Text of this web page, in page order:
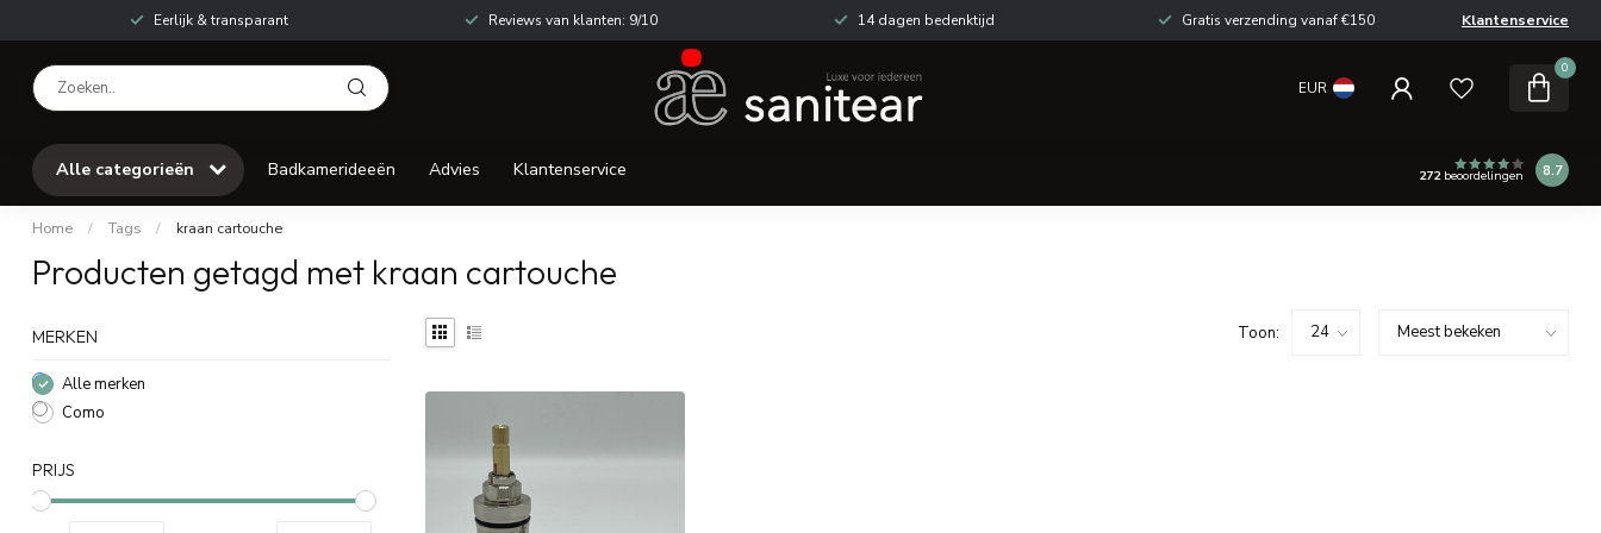
Eerlijk & transparant Reviews van klanten: 9/10 14 dagen bedenktijd Gratis verzending vanaf €150 Klantenservice
EUR
0
Alle categorieën Badkamerideeën Advies Klantenservice 272beoordelingen 8.7
Home / Tags / kraan cartouche
Producten getagd met kraan cartouche
MERKEN
Alle merken
Como
PRIJS
Toon: